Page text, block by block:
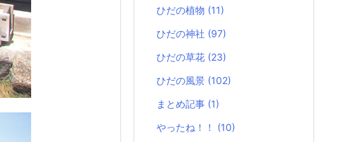
ひだの植物 (11)
ひだの神社 (97)
ひだの草花 (23)
ひだの風景 (102)
まとめ記事 (1)
やったね！！ (10)